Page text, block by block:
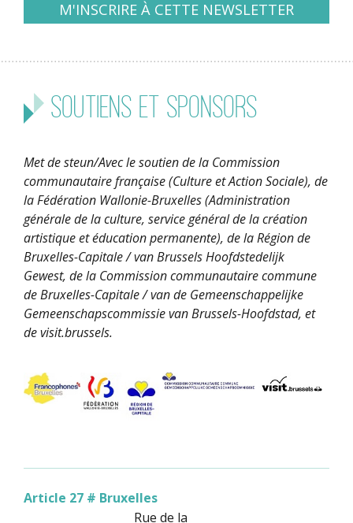
Soutiens et sponsors
Met de steun/Avec le soutien de la Commission
communautaire française (Culture et Action Sociale), de
la Fédération Wallonie-Bruxelles (Administration
générale de la culture, service général de la création
artistique et éducation permanente), de la Région de
Bruxelles-Capitale / van Brussels Hoofdstedelijk
Gewest, de la Commission communautaire commune
de Bruxelles-Capitale / van de Gemeenschappelijke
Gemeenschapscommissie van Brussels-Hoofdstad, et
de visit.brussels.
Article 27 # Bruxelles
Rue de la